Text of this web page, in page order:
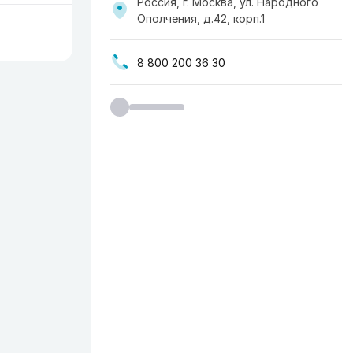
Ополчения, д.42, корп.1
8 800 200 36 30